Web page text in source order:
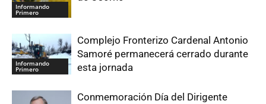
Informando
Primero
Informando
Primero
Complejo Fronterizo Cardenal Antonio
Samoré permanecerá cerrado durante
esta jornada
Conmemoración Día del Dirigente